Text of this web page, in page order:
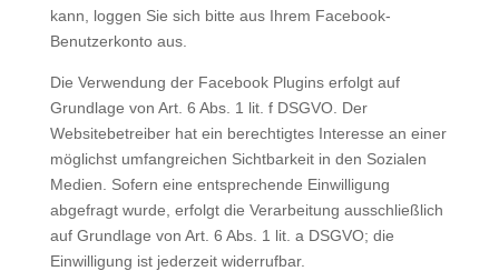
kann, loggen Sie sich bitte aus Ihrem Facebook-
Benutzerkonto aus.
Die Verwendung der Facebook Plugins erfolgt auf
Grundlage von Art. 6 Abs. 1 lit. f DSGVO. Der
Websitebetreiber hat ein berechtigtes Interesse an einer
möglichst umfangreichen Sichtbarkeit in den Sozialen
Medien. Sofern eine entsprechende Einwilligung
abgefragt wurde, erfolgt die Verarbeitung ausschließlich
auf Grundlage von Art. 6 Abs. 1 lit. a DSGVO; die
Einwilligung ist jederzeit widerrufbar.